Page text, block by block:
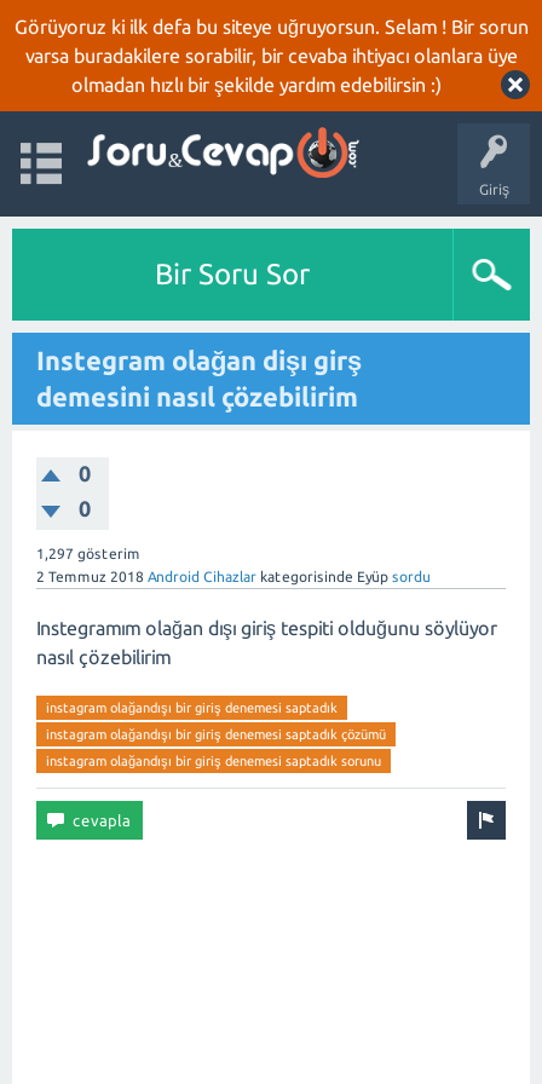
Görüyoruz ki ilk defa bu siteye uğruyorsun. Selam ! Bir sorun
varsa buradakilere sorabilir, bir cevaba ihtiyacı olanlara üye
olmadan hızlı bir şekilde yardım edebilirsin :)
Giriş
Bir Soru Sor
Instegram olağan dişı girş
demesini nasıl çözebilirim
0
0
1,297 gösterim
2 Temmuz 2018 Android Cihazlar kategorisinde Eyüp sordu
Instegramım olağan dışı giriş tespiti olduğunu söylüyor
nasıl çözebilirim
instagram olağandışı bir giriş denemesi saptadık
instagram olağandışı bir giriş denemesi saptadık çözümü
instagram olağandışı bir giriş denemesi saptadık sorunu